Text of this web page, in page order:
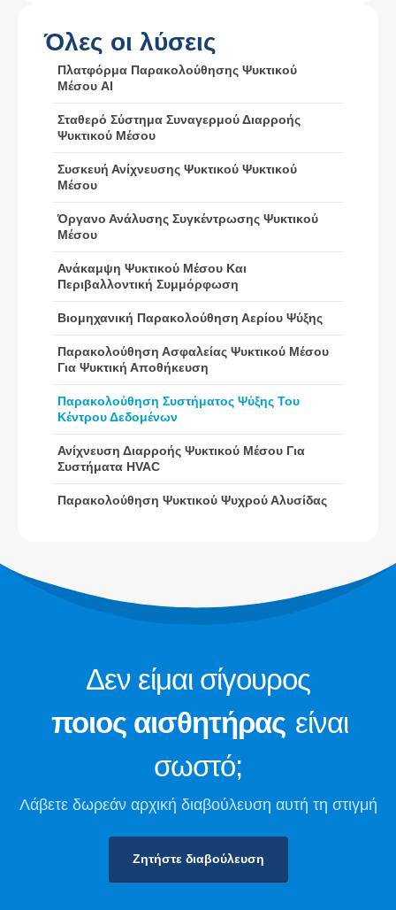
Όλες οι λύσεις
Πλατφόρμα Παρακολούθησης Ψυκτικού
Μέσου AI
Σταθερό Σύστημα Συναγερμού Διαρροής
Ψυκτικού Μέσου
Συσκευή Ανίχνευσης Ψυκτικού Ψυκτικού
Μέσου
Όργανο Ανάλυσης Συγκέντρωσης Ψυκτικού
Μέσου
Ανάκαμψη Ψυκτικού Μέσου Και
Περιβαλλοντική Συμμόρφωση
Βιομηχανική Παρακολούθηση Αερίου Ψύξης
Παρακολούθηση Ασφαλείας Ψυκτικού Μέσου
Για Ψυκτική Αποθήκευση
Παρακολούθηση Συστήματος Ψύξης Του
Κέντρου Δεδομένων
Ανίχνευση Διαρροής Ψυκτικού Μέσου Για
Συστήματα HVAC
Παρακολούθηση Ψυκτικού Ψυχρού Αλυσίδας
Δεν είμαι σίγουρος
ποιος αισθητήρας είναι
σωστό;
Λάβετε δωρεάν αρχική διαβούλευση αυτή τη στιγμή
Ζητήστε διαβούλευση
Βυθός Whatsapp
Καυτά προϊόντα
Αισθητήρας R290
Αισθητήρας R454B
Αισθητήρας R32
Αισθητήρας R410
Η λύση μας
Ανίχνευση διαρροής ψυκτικού μέσου
για συστήματα HVAC
Παρακολούθηση ψυκτικού ψυχρού
αλυσίδας
Παρακολούθηση συστήματος ψύξης
μέσου για ψυκτική αποθήκευση
Βιομηχανική παρακολούθηση αερίου
Ακολουθήστε μας
Winsen. © 2026. Με την επιφύλαξη παντός δικαιώματος